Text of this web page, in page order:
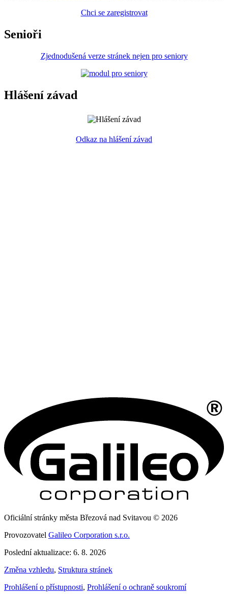
Chci se zaregistrovat
Senioři
Zjednodušená verze stránek nejen pro seniory
Hlášení závad
Odkaz na hlášení závad
Oficiální stránky města Březová nad Svitavou © 2026
Provozovatel Galileo Corporation s.r.o.
Poslední aktualizace: 6. 8. 2026
Změna vzhledu, Struktura stránek
Prohlášení o přístupnosti, Prohlášení o ochraně soukromí